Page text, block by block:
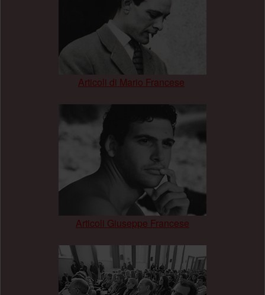
Articoli di Mario Francese
Articoli Giuseppe Francese